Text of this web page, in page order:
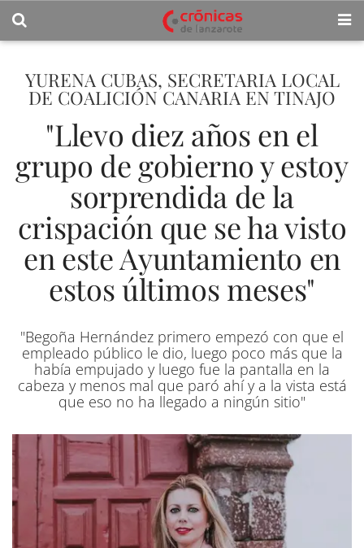
YURENA CUBAS, SECRETARIA LOCAL
DE COALICIÓN CANARIA EN TINAJO
"Llevo diez años en el
grupo de gobierno y estoy
sorprendida de la
crispación que se ha visto
en este Ayuntamiento en
estos últimos meses"
"Begoña Hernández primero empezó con que el
empleado público le dio, luego poco más que la
había empujado y luego fue la pantalla en la
cabeza y menos mal que paró ahí y a la vista está
que eso no ha llegado a ningún sitio"